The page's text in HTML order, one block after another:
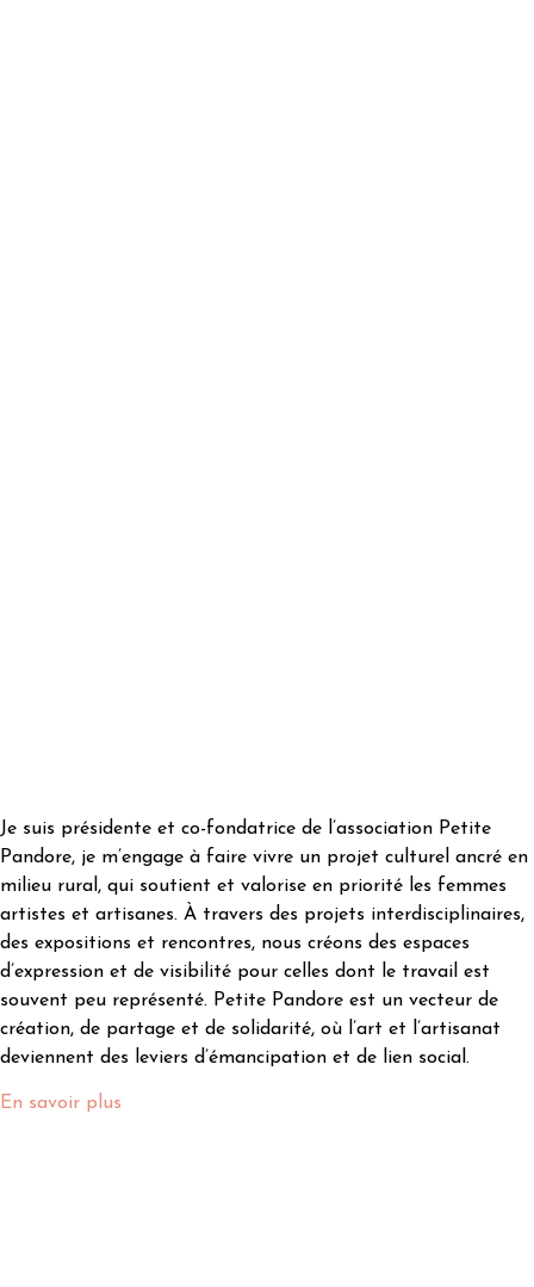
Je suis présidente et co-fondatrice de l’association Petite
Pandore, je m’engage à faire vivre un projet culturel ancré en
milieu rural, qui soutient et valorise en priorité les femmes
artistes et artisanes. À travers des projets interdisciplinaires,
des expositions et rencontres, nous créons des espaces
d’expression et de visibilité pour celles dont le travail est
souvent peu représenté. Petite Pandore est un vecteur de
création, de partage et de solidarité, où l’art et l’artisanat
deviennent des leviers d’émancipation et de lien social.
En savoir plus